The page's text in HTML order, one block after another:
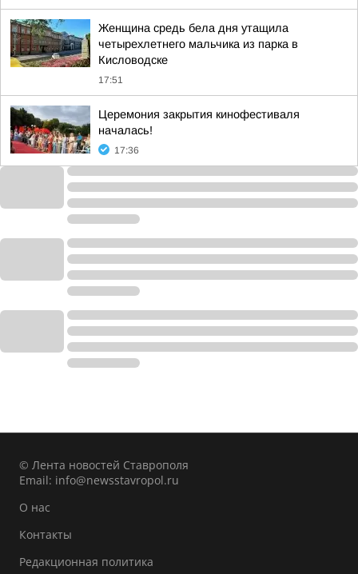
Женщина средь бела дня утащила
четырехлетнего мальчика из парка в
Кисловодске
17:51
Церемония закрытия кинофестиваля
началась!
17:36
© Лента новостей Ставрополя
Email: info@newsstavropol.ru
О нас
Контакты
Редакционная политика